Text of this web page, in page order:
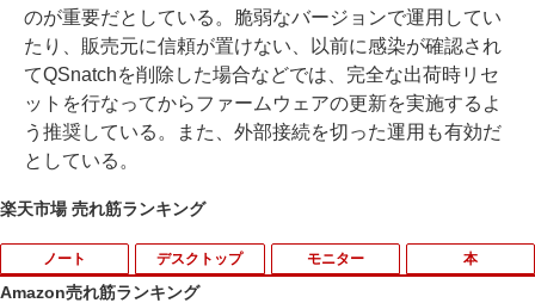
のが重要だとしている。脆弱なバージョンで運用してい
たり、販売元に信頼が置けない、以前に感染が確認され
てQSnatchを削除した場合などでは、完全な出荷時リセ
ットを行なってからファームウェアの更新を実施するよ
う推奨している。また、外部接続を切った運用も有効だ
としている。
楽天市場 売れ筋ランキング
ノート デスクトップ モニター 本
Amazon売れ筋ランキング